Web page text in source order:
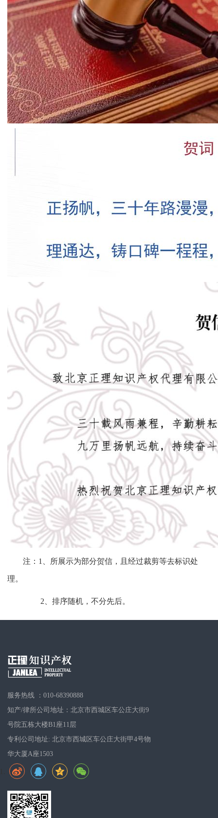
注：1、所展示为部分贺信，且经过裁剪等去标识处
理。
2、排序随机，不分先后。
服务热线 ：010-68390888
知产/律所公司地址：北京市西城区车公庄大街9
号院五栋大楼B1座11层
专利公司地址: 北京市西城区车公庄大街甲4号物
华大厦A座1503